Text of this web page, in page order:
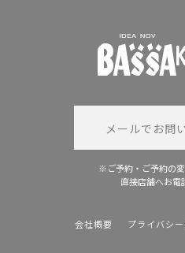
メールでお問
※ご予約・ご予約の
直接店舗へお電
会社概要 プライバシ